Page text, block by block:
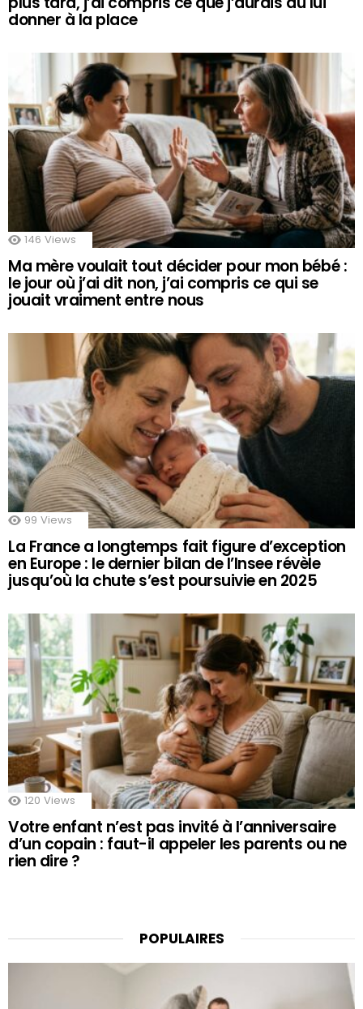
donner à la place
146 Views
Ma mère voulait tout décider pour mon bébé :
le jour où j’ai dit non, j’ai compris ce qui se
jouait vraiment entre nous
99 Views
La France a longtemps fait figure d’exception
en Europe : le dernier bilan de l’Insee révèle
jusqu’où la chute s’est poursuivie en 2025
120 Views
Votre enfant n’est pas invité à l’anniversaire
d’un copain : faut-il appeler les parents ou ne
rien dire ?
POPULAIRES